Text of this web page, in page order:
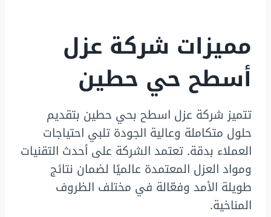
مميزات شركة عزل
أسطح حي حطين
تتميز شركة عزل اسطح بحي حطين بتقديم
حلول متكاملة وعالية الجودة تلبي احتياجات
العملاء بدقة. تعتمد الشركة على أحدث التقنيات
ومواد العزل المعتمدة عالميًا لضمان نتائج
طويلة الأمد وفعّالة في مختلف الظروف
المناخية.